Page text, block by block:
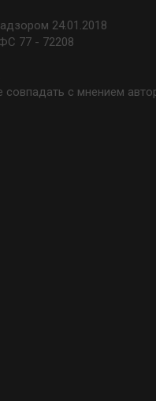
24.01.2018
77 - 72208
с мнением